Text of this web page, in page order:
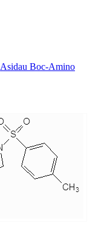
Asidau Boc-Amino